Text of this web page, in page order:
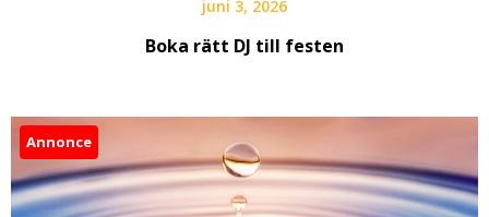
juni 3, 2026
Boka rätt DJ till festen
Annonce